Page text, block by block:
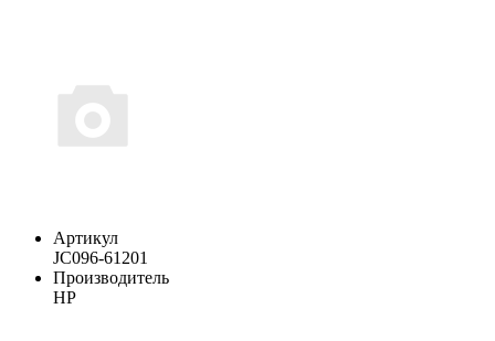
Артикул
JC096-61201
Производитель
HP